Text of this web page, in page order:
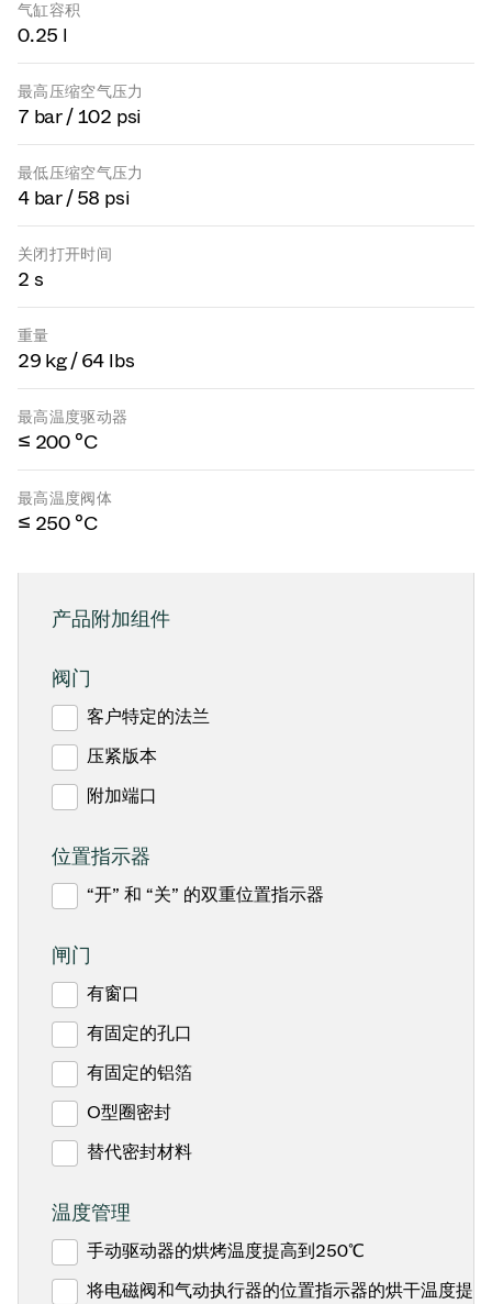
气缸容积
0.25 l
最高压缩空气压力
7 bar / 102 psi
最低压缩空气压力
4 bar / 58 psi
关闭打开时间
2 s
重量
29 kg / 64 lbs
最高温度驱动器
≤ 200 °C
最高温度阀体
≤ 250 °C
产品附加组件
阀门
客户特定的法兰
压紧版本
附加端口
位置指示器
“开” 和 “关” 的双重位置指示器
闸门
有窗口
有固定的孔口
有固定的铝箔
O型圈密封
替代密封材料
温度管理
手动驱动器的烘烤温度提高到250℃
将电磁阀和气动执行器的位置指示器的烘干温度提